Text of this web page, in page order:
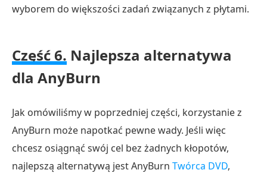
wyborem do większości zadań związanych z płytami.
Część 6. Najlepsza alternatywa
dla AnyBurn
Jak omówiliśmy w poprzedniej części, korzystanie z
AnyBurn może napotkać pewne wady. Jeśli więc
chcesz osiągnąć swój cel bez żadnych kłopotów,
najlepszą alternatywą jest AnyBurn Twórca DVD,